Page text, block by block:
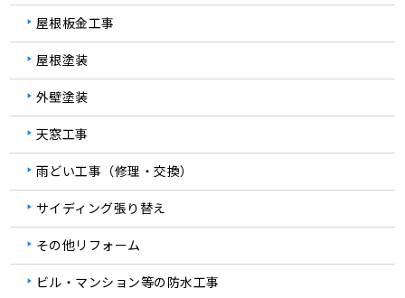
屋根板金工事
屋根塗装
外壁塗装
天窓工事
雨どい工事（修理・交換）
サイディング張り替え
その他リフォーム
ビル・マンション等の防水工事